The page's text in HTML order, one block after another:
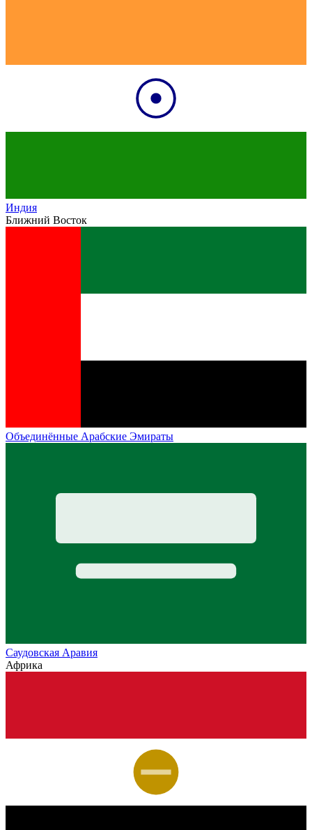
Индия
Ближний Восток
Объединённые Арабские Эмираты
Саудовская Аравия
Африка